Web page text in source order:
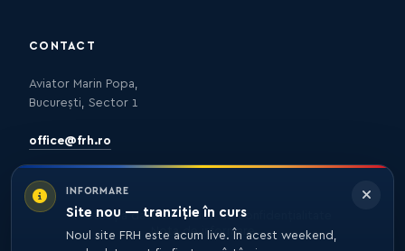
INFORMARE
Site nou — tranziție în curs
Noul site FRH este acum live. În acest weekend,
CONTACT
Aviator Marin Popa,
București, Sector 1
office@frh.ro
Protecția datelorPolitica de confidențialitate
Nota de informare